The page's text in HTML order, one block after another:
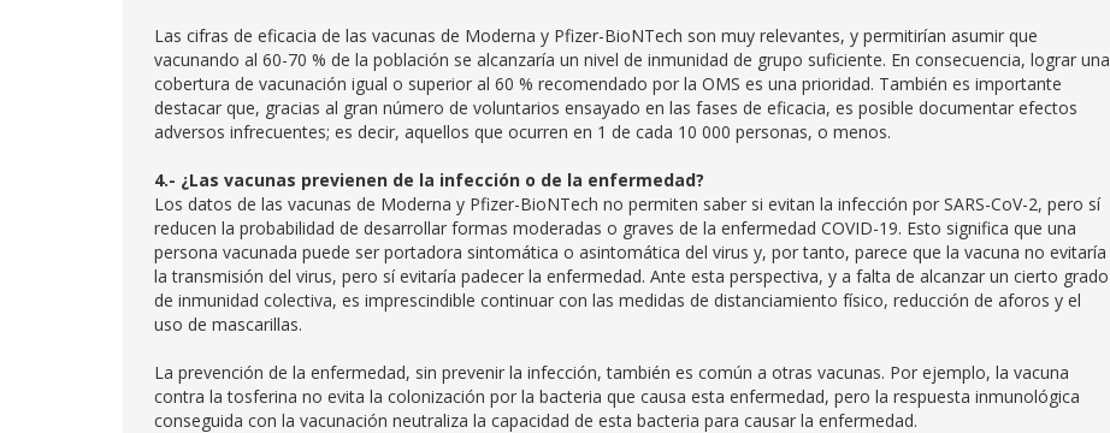
Las cifras de eficacia de las vacunas de Moderna y Pfizer-BioNTech son muy relevantes, y permitirían asumir que
vacunando al 60-70 % de la población se alcanzaría un nivel de inmunidad de grupo suficiente. En consecuencia, lograr una
cobertura de vacunación igual o superior al 60 % recomendado por la OMS es una prioridad. También es importante
destacar que, gracias al gran número de voluntarios ensayado en las fases de eficacia, es posible documentar efectos
adversos infrecuentes; es decir, aquellos que ocurren en 1 de cada 10 000 personas, o menos.
4.- ¿Las vacunas previenen de la infección o de la enfermedad?
Los datos de las vacunas de Moderna y Pfizer-BioNTech no permiten saber si evitan la infección por SARS-CoV-2, pero sí
reducen la probabilidad de desarrollar formas moderadas o graves de la enfermedad COVID-19. Esto significa que una
persona vacunada puede ser portadora sintomática o asintomática del virus y, por tanto, parece que la vacuna no evitaría
la transmisión del virus, pero sí evitaría padecer la enfermedad. Ante esta perspectiva, y a falta de alcanzar un cierto grado
de inmunidad colectiva, es imprescindible continuar con las medidas de distanciamiento físico, reducción de aforos y el
uso de mascarillas.
La prevención de la enfermedad, sin prevenir la infección, también es común a otras vacunas. Por ejemplo, la vacuna
contra la tosferina no evita la colonización por la bacteria que causa esta enfermedad, pero la respuesta inmunológica
conseguida con la vacunación neutraliza la capacidad de esta bacteria para causar la enfermedad.